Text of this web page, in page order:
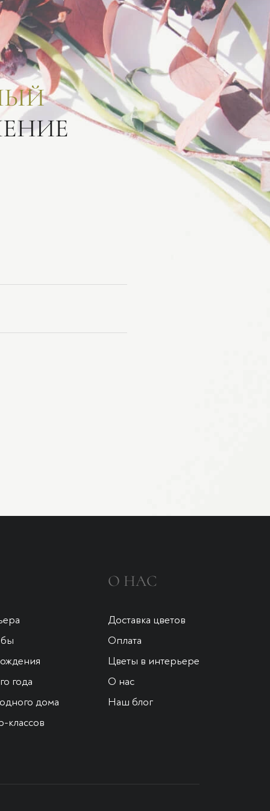
года
дома
классов
О НАС
Доставка цветов
Оплата
Цветы в интерьере
О нас
Наш блог